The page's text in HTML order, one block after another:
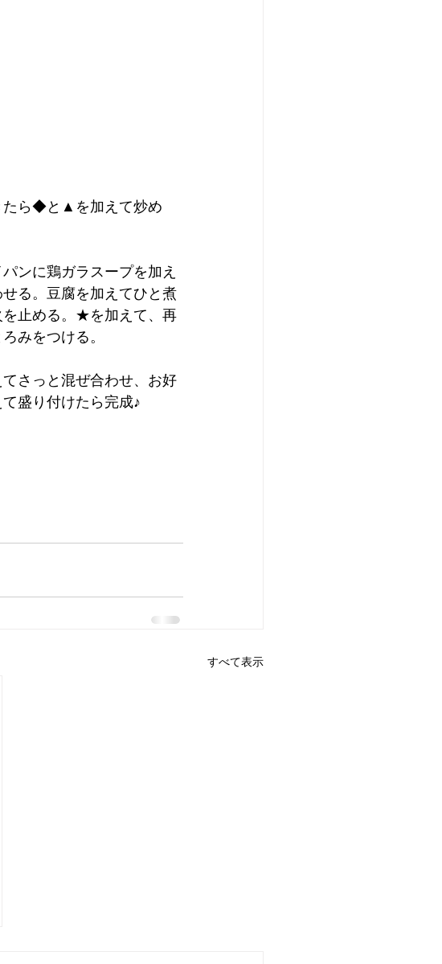
ら◆と▲を加えて炒め
ンに鶏ガラスープを加え
る。豆腐を加えてひと煮
を止める。★を加えて、再
みをつける。
さっと混ぜ合わせ、お好
盛り付けたら完成♪
すべて表示